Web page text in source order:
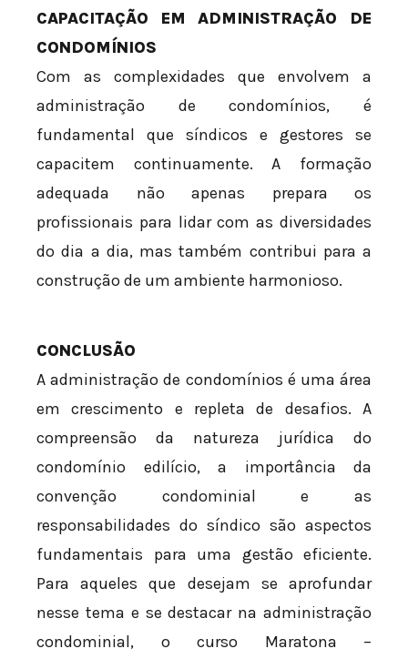
CAPACITAÇÃO EM ADMINISTRAÇÃO DE
CONDOMÍNIOS
Com as complexidades que envolvem a
administração de condomínios, é
fundamental que síndicos e gestores se
capacitem continuamente. A formação
adequada não apenas prepara os
profissionais para lidar com as diversidades
do dia a dia, mas também contribui para a
construção de um ambiente harmonioso.
CONCLUSÃO
A administração de condomínios é uma área
em crescimento e repleta de desafios. A
compreensão da natureza jurídica do
condomínio edilício, a importância da
convenção condominial e as
responsabilidades do síndico são aspectos
fundamentais para uma gestão eficiente.
Para aqueles que desejam se aprofundar
nesse tema e se destacar na administração
condominial, o curso Maratona –